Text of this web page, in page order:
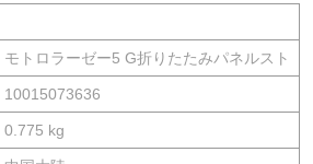
モトロラーゼー5 G折りたたみパネルスト
10015073636
0.775 kg